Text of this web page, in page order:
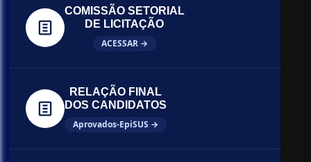
COMISSÃO SETORIAL
DE LICITAÇÃO
ACESSAR →
RELAÇÃO FINAL
DOS CANDIDATOS
Aprovados-EpiSUS →